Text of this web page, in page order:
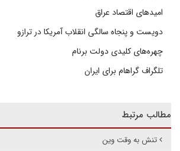
امیدهای اقتصاد عراق
دویست و پنجاه سالگی انقلاب آمریکا در ترازو
چهره‌های کلیدی دولت برنام
تلگراف گراهام برای ایران
مطالب مرتبط
تنش به وقت وین